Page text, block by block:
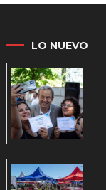
LO NUEVO